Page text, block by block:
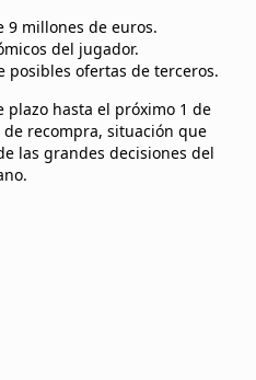
9 millones de euros.
del jugador.
posibles ofertas de terceros.
plazo hasta el próximo 1 de
recompra, situación que
las grandes decisiones del